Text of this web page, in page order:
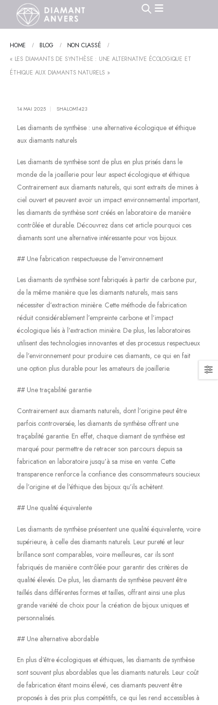
HOME BLOG
NON CLASSÉ
« LES DIAMANTS DE SYNTHÈSE : UNE ALTERNATIVE ÉCOLOGIQUE ET
ÉTHIQUE AUX DIAMANTS NATURELS »
14 MAI 2025 SHALOM1423
Les diamants de synthèse : une alternative écologique et éthique
aux diamants naturels
Les diamants de synthèse sont de plus en plus prisés dans le
monde de la joaillerie pour leur aspect écologique et éthique.
Contrairement aux diamants naturels, qui sont extraits de mines à
ciel ouvert et peuvent avoir un impact environnemental important,
les diamants de synthèse sont créés en laboratoire de manière
contrôlée et durable. Découvrez dans cet article pourquoi ces
diamants sont une alternative intéressante pour vos bijoux.
## Une fabrication respectueuse de l’environnement
Les diamants de synthèse sont fabriqués à partir de carbone pur,
de la même manière que les diamants naturels, mais sans
nécessiter d’extraction minière. Cette méthode de fabrication
réduit considérablement l’empreinte carbone et l’impact
écologique liés à l’extraction minière. De plus, les laboratoires
utilisent des technologies innovantes et des processus respectueux
de l’environnement pour produire ces diamants, ce qui en fait
une option plus durable pour les amateurs de joaillerie.
## Une traçabilité garantie
Contrairement aux diamants naturels, dont l’origine peut être
parfois controversée, les diamants de synthèse offrent une
traçabilité garantie. En effet, chaque diamant de synthèse est
marqué pour permettre de retracer son parcours depuis sa
fabrication en laboratoire jusqu’à sa mise en vente. Cette
transparence renforce la confiance des consommateurs soucieux
de l’origine et de l’éthique des bijoux qu’ils achètent.
## Une qualité équivalente
Les diamants de synthèse présentent une qualité équivalente, voire
supérieure, à celle des diamants naturels. Leur pureté et leur
brillance sont comparables, voire meilleures, car ils sont
fabriqués de manière contrôlée pour garantir des critères de
qualité élevés. De plus, les diamants de synthèse peuvent être
taillés dans différentes formes et tailles, offrant ainsi une plus
grande variété de choix pour la création de bijoux uniques et
personnalisés.
## Une alternative abordable
En plus d’être écologiques et éthiques, les diamants de synthèse
sont souvent plus abordables que les diamants naturels. Leur coût
de fabrication étant moins élevé, ces diamants peuvent être
proposés à des prix plus compétitifs, ce qui les rend accessibles à